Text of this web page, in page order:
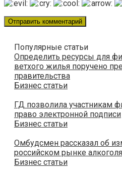
Популярные статьи
Определить ресурсы для
ветхого жилья поручено
правительства
Бизнес статьи
ГД позволила участникам
право электронной подписи
Бизнес статьи
Омбудсмен рассказал об
российском рынке алкоголя
Бизнес статьи